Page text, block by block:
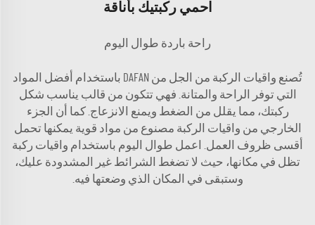
احمي ركبتيك بأناقة
راحة باردة طوال اليوم
تُصنع واقيات الركبة من الجل من DAFAN باستخدام أفضل المواد
التي توفر الراحة والمتانة. فهي تتكون من قالب يناسب شكل
ركبتك، مما يقلل من الضغط ويمنع الانزعاج. كما أن الجزء
الخارجي من واقيات الركبة مصنوع من مواد قوية يمكنها تحمل
أقسى ظروف العمل. اعمل طوال اليوم باستخدام واقيات ركبة
تظل في مكانها، حيث لا تضغط الشرائط غير المشدودة عليك،
وستبقى في المكان الذي وضعتها فيه.